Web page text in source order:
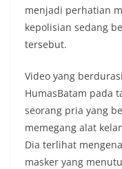
menjadi perhatian
kepolisian sedang
tersebut.
Video yang
HumasBatam pada
seorang pria yang
memegang alat
Dia terlihat
masker yang